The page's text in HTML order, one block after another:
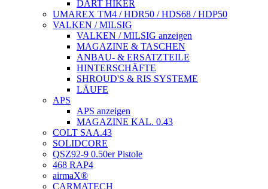
DART HIKER
UMAREX TM4 / HDR50 / HDS68 / HDP50
VALKEN / MILSIG
VALKEN / MILSIG anzeigen
MAGAZINE & TASCHEN
ANBAU- & ERSATZTEILE
HINTERSCHÄFTE
SHROUD'S & RIS SYSTEME
LÄUFE
APS
APS anzeigen
MAGAZINE KAL. 0.43
COLT SAA.43
SOLIDCORE
QSZ92-9 0.50er Pistole
468 RAP4
airmaX®
CARMATECH